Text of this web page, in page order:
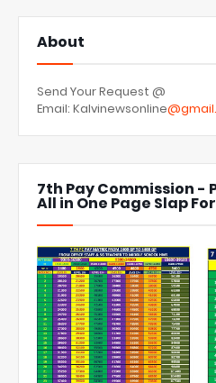
About
Send Your Request @
Email: Kalvinewsonline
7th Pay Commission -
All in One Page Slap